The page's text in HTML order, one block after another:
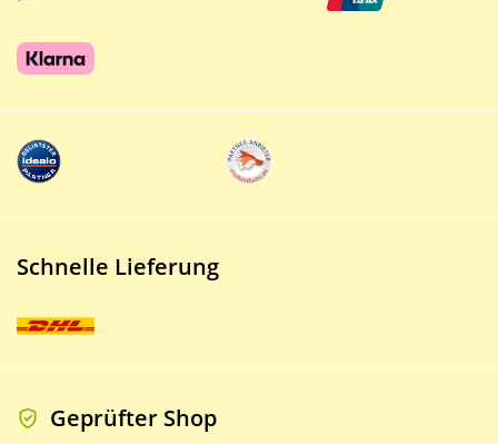
Schnelle Lieferung
Geprüfter Shop